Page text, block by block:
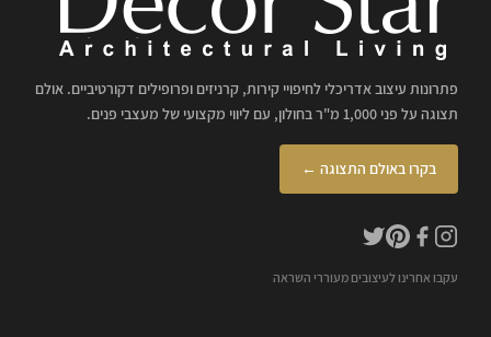
פתרונות עיצוב אדריכלי לחיפויי קירות, קרניזים ופרופילים דקורטיביים. אולם
תצוגה על פני 1,000 מ"ר בחולון, עם ליווי מקצועי של מעצבי פנים.
בקרו באולם התצוגה ←
עקבו אחרינו לעיצובים מעוררי השראה